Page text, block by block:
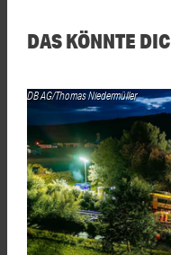
DAS KÖNNTE
DB AG/Thomas Niedermüller